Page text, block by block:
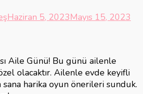
Haziran 5, 2023Mayıs 15, 2023
Aile Günü! Bu günü ailenle
olacaktır. Ailenle evde keyifli
harika oyun önerileri sunduk.